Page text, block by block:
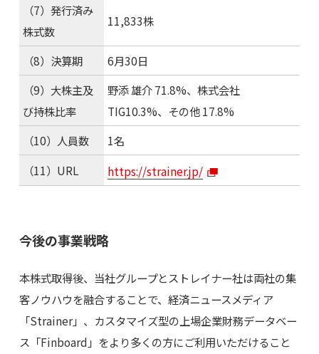
（7）発行済み
株式数
11,833株
（8）決算期
6月30日
（9）大株主及
び持株比率
野添 雄介 71.8%、株式会社
TIG10.3%、その他 17.8%
（10）人員数
1名
（11）URL
https://strainer.jp/
今後の事業戦略
本株式取得後、当社グループとストレイナー社は両社の集
客ノウハウを融合することで、経済ニュースメディア
「Strainer」、カスタマイズ型の上場企業財務データベー
ス「Finboard」をより多くの方にご利用いただけること